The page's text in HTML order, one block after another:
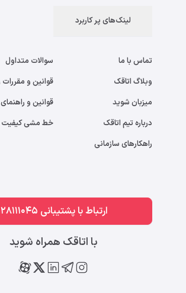
لینک‌های پر کاربرد
تماس با ما
وبلاگ اتاقک
میزبان شوید
درباره تیم اتاقک
راهکارهای سازمانی
سوالات متداول
قوانین و مقررات
قوانین و
خط مشی کیفیت
ارتباط با پشتیبانی 02128111045
با اتاقک همراه شوید